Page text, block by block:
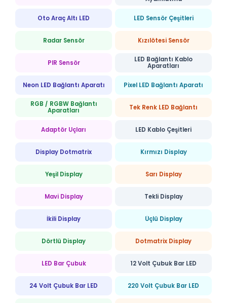
Oto Araç Altı LED LED Sensör Çeşitleri
Radar Sensör Kızılötesi Sensör
PIR Sensör
LED Bağlantı Kablo
Aparatları
Neon LED Bağlantı Aparatı Pixel LED Bağlantı Aparatı
RGB / RGBW Bağlantı
Aparatları
Tek Renk LED Bağlantı
Adaptör Uçları LED Kablo Çeşitleri
Display Dotmatrix Kırmızı Display
Yeşil Display Sarı Display
Mavi Display Tekli Display
İkili Display Üçlü Display
Dörtlü Display Dotmatrix Display
LED Bar Çubuk 12 Volt Çubuk Bar LED
24 Volt Çubuk Bar LED 220 Volt Çubuk Bar LED